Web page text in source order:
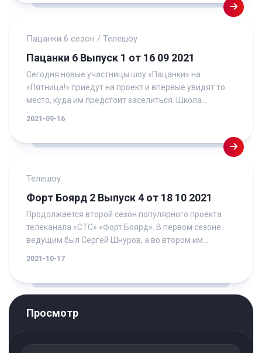
Пацанки 6 сезон / Телешоу
Пацанки 6 Выпуск 1 от 16 09 2021
Сегодня новые участницы шоу «Пацанки» на
«Пятница!» приедут на проект и впервые увидят то
место, куда им предстоит заселиться. Школа...
2021-09-16
Телешоу
Форт Боярд 2 Выпуск 4 от 18 10 2021
Продолжается второй сезон популярного проекта
телеканала «СТС» «Форт Боярд». В первом сезоне
ведущим был Сергей Шнуров, а во втором им...
2021-10-17
Просмотр